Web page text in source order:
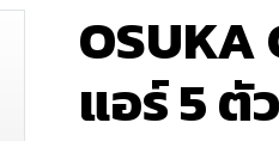
OSUKA
แอร์ 5 ตั